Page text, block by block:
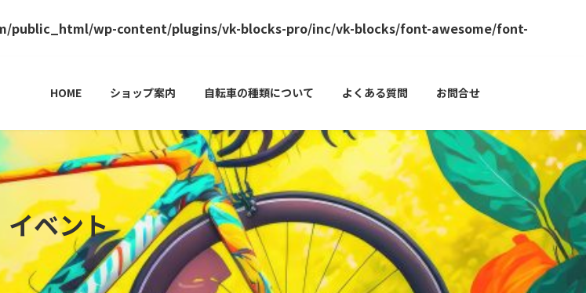
public_html/wp-content/plugins/vk-blocks-pro/inc/vk-blocks/font-awesome/font-
HOME ショップ案内 自転車の種類について よくある質問 お問合せ
イベント